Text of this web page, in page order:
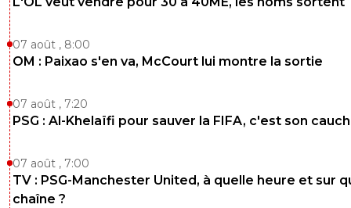
07 août , 8:00
OM : Paixao s'en va, McCourt lui montre la sortie
07 août , 7:20
PSG : Al-Khelaïfi pour sauver la FIFA, c'est son
07 août , 7:00
TV : PSG-Manchester United, à quelle heure et sur
chaîne ?